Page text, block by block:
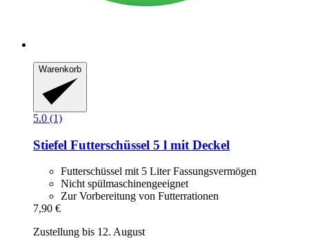
Warenkorb
5.0 (1)
Stiefel Futterschüssel 5 l mit Deckel
Futterschüssel mit 5 Liter Fassungsvermögen
Nicht spülmaschinengeeignet
Zur Vorbereitung von Futterrationen
7,90 €
Zustellung bis 12. August